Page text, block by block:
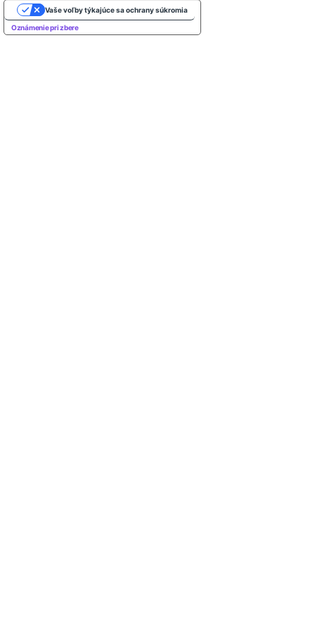
Oznámenie pri zbere
Vaše voľby týkajúce sa ochrany súkromia